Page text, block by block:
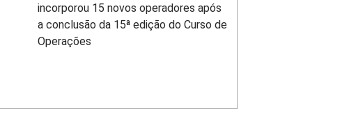
incorporou 15 novos operadores após
a conclusão da 15ª edição do Curso de
Operações